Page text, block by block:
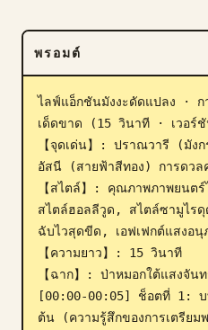
พรอมต์
ไลฟ์แอ็กชันมังงะดัดแปลง ·
เด็ดขาด (15 วินาที · เวอร์ชั
【จุดเด่น】: ปราณวารี (มัง
อัสนี (สายฟ้าสีทอง) การดวล
【สไตล์】: คุณภาพภาพยนต
สไตล์ฮอลลีวูด, สไตล์ซามูไ
ฉับไวสุดขีด, เอฟเฟกต์แสงอนุ
【ความยาว】: 15 วินาที
【ฉาก】: ป่าหมอกใต้แสงจั
[00:00-00:05] ช็อตที่ 1: บ
ต้น (ความรู้สึกของการเตรียม